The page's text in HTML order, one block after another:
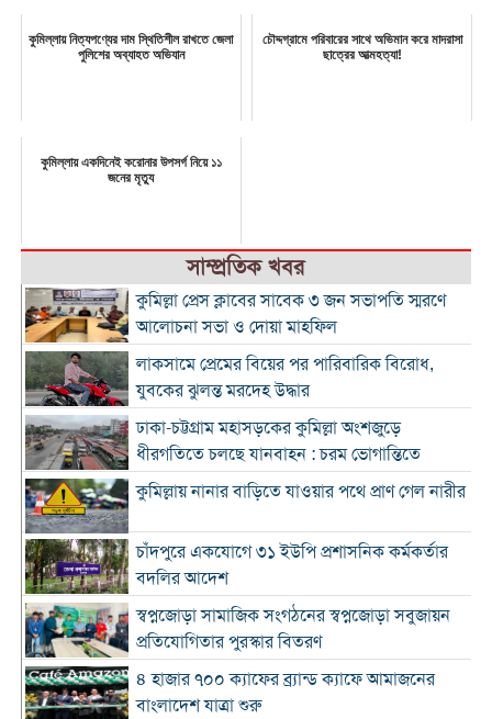
কুমিল্লায় নিত্যপণ্যের দাম স্থিতিশীল রাখতে জেলা
পুলিশের অব্যাহত অভিযান
চৌদ্দগ্রামে পরিবারের সাথে অভিমান করে মাদরাসা
ছাত্রের আত্মহত্যা!
কুমিল্লায় একদিনেই করোনার উপসর্গ নিয়ে ১১
জনের মৃত্যু
সাম্প্রতিক খবর
কুমিল্লা প্রেস ক্লাবের সাবেক ৩ জন সভাপতি স্মরণে
আলোচনা সভা ও দোয়া মাহফিল
লাকসামে প্রেমের বিয়ের পর পারিবারিক বিরোধ,
যুবকের ঝুলন্ত মরদেহ উদ্ধার
ঢাকা-চট্টগ্রাম মহাসড়কের কুমিল্লা অংশজুড়ে
ধীরগতিতে চলছে যানবাহন : চরম ভোগান্তিতে
কুমিল্লায় নানার বাড়িতে যাওয়ার পথে প্রাণ গেল নারীর
চাঁদপুরে একযোগে ৩১ ইউপি প্রশাসনিক কর্মকর্তার
বদলির আদেশ
স্বপ্নজোড়া সামাজিক সংগঠনের স্বপ্নজোড়া সবুজায়ন
প্রতিযোগিতার পুরস্কার বিতরণ
৪ হাজার ৭০০ ক্যাফের ব্র্যান্ড ক্যাফে আমাজনের
বাংলাদেশ যাত্রা শুরু